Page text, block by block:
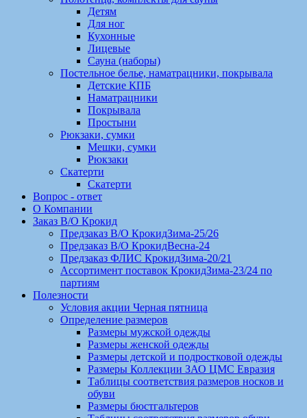
Детям
Для ног
Кухонные
Лицевые
Сауна (наборы)
Постельное белье, наматрацники, покрывала
Детские КПБ
Наматрацники
Покрывала
Простыни
Рюкзаки, сумки
Мешки, сумки
Рюкзаки
Скатерти
Скатерти
Вопрос - ответ
О Компании
Заказ В/О Крокид
Предзаказ В/О КрокидЗима-25/26
Предзаказ В/О КрокидВесна-24
Предзаказ ФЛИС КрокидЗима-20/21
Ассортимент поставок КрокидЗима-23/24 по
партиям
Полезности
Условия акции Черная пятница
Определение размеров
Размеры мужской одежды
Размеры женской одежды
Размеры детской и подростковой одежды
Размеры Коллекции ЗАО ЦМС Евразия
Таблицы соответствия размеров носков и
обуви
Размеры бюстгальтеров